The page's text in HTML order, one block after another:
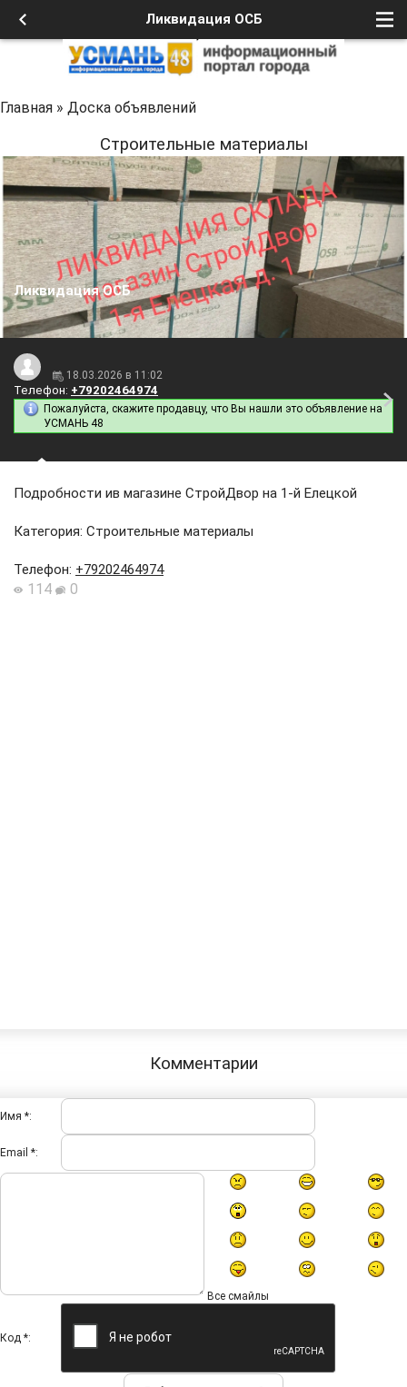
Ликвидация ОСБ
Главная » Доска объявлений
Строительные материалы
Ликвидация ОСБ
18.03.2026 в 11:02
Телефон: +79202464974
Пожалуйста, скажите продавцу, что Вы нашли это объявление на
УСМАНЬ 48
Подробности ив магазине СтройДвор на 1-й Елецкой
Категория: Строительные материалы
Телефон: +79202464974
114 0
Комментарии
Имя *:
Email *:
Все смайлы
Код *: